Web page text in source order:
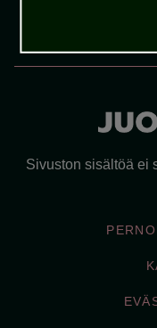
Sivuston sisältöä ei